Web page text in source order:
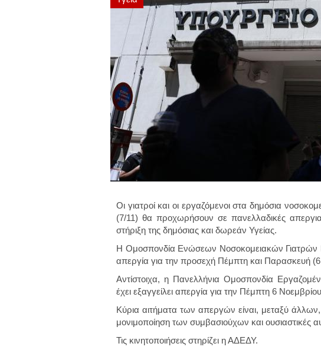
Οι γιατροί και οι εργαζόμενοι στα δημόσια
(7/11) θα προχωρήσουν σε πανελλαδικές
στήριξη της δημόσιας και δωρεάν Υγείας.
Η Ομοσπονδία Ενώσεων Νοσοκομειακών Γιατρών
απεργία για την προσεχή Πέμπτη και Παρασκευή
Αντίστοιχα, η Πανελλήνια Ομοσπονδία
έχει εξαγγείλει απεργία για την Πέμπτη 6
Κύρια αιτήματα των απεργών είναι, μεταξύ
μονιμοποίηση των συμβασιούχων και ουσιαστικές
Τις κινητοποιήσεις στηρίζει η ΑΔΕΔΥ.